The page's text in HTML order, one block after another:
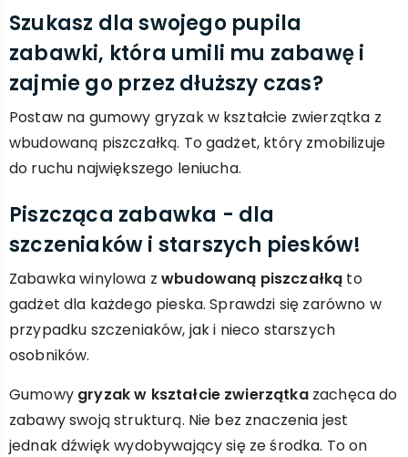
Szukasz dla swojego pupila
zabawki, która umili mu zabawę i
zajmie go przez dłuższy czas?
Postaw na gumowy gryzak w kształcie zwierzątka z
wbudowaną piszczałką. To gadżet, który zmobilizuje
do ruchu największego leniucha.
Piszcząca zabawka - dla
szczeniaków i starszych piesków!
Zabawka winylowa zwbudowaną piszczałką to
gadżet dla każdego pieska. Sprawdzi się zarówno w
przypadku szczeniaków, jak i nieco starszych
osobników.
Gumowy gryzak w kształcie zwierzątkazachęca do
zabawy swoją strukturą. Nie bez znaczenia jest
jednak dźwięk wydobywający się ze środka. To on